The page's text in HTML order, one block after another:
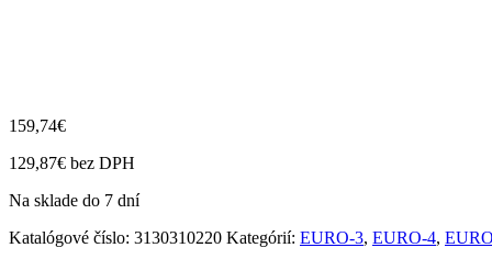
159,74€
129,87€ bez DPH
Na sklade do 7 dní
Katalógové číslo: 3130310220 Kategórií: EURO-3, EURO-4,